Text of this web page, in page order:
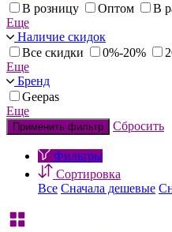
В розницу
Оптом
В
Еще
Наличие скидок
Все скидки
0%-20%
Еще
Бренд
Geepas
Еще
Применить фильтр Сбросить
Фильтры
Сортировка
Все Сначала дешевые